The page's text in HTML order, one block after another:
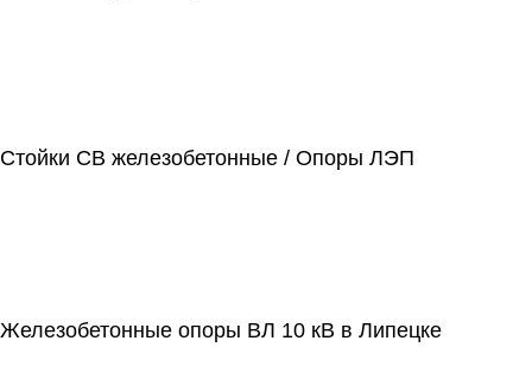
Стойки СВ железобетонные / Опоры ЛЭП
Железобетонные опоры ВЛ 10 кВ в Липецке